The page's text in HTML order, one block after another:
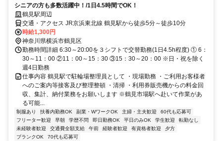
シニアの方も多数活躍中！/1日4.5時間でOK！
鶴見駅周辺
交通・アクセス JR京浜東北線 鶴見駅から徒歩5分～徒歩10分
時給1,300円
神奈川県横浜市鶴見区
勤務時間詳細 6:30～20:00を３シフトで交替勤務(1日4.5h程度) ① 6：
30～11：00 ②11：00～15：30 ③15：30～20：00 ※日・祝を除く
週4日勤務
仕事内容 鶴見駅で駐輪場整理員として ・現場勤務 ・ご利用お客様者
へのご案内等接客及び整理整頓 ・清掃 ・利用券販売機からの料金回
収、集計、納付業務をお願いします ※鶴見市場駅へ赴いて作業があ
る可能...
制服あり 扶養内勤務OK 副業・WワークOK 主婦・主夫歓迎
60代も応募可
フリーター歓迎
早朝 学歴不問 即日勤務OK 平日のみOK 学生歓迎
転勤なし
未経験者歓迎
交通費全額支給 午前 経験者歓迎 有資格者歓迎
夕方
ブランクOK
70代も応募可